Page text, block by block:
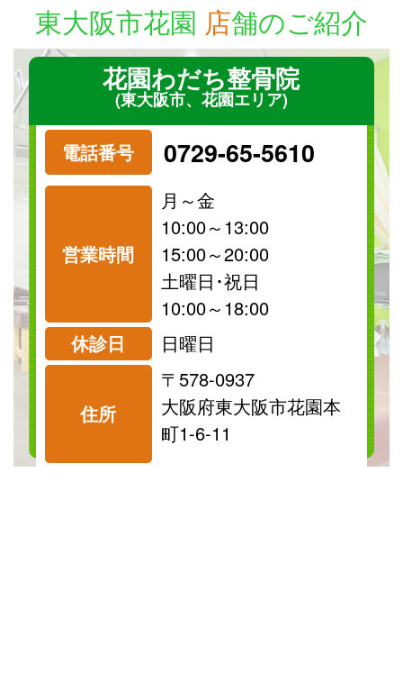
東大阪市花園 店舗のご紹介
花園わだち整骨院
(東大阪市、花園エリア)
電話番号 ‭0729-65-5610‬
営業時間
月～金
10:00～13:00
15:00～20:00
土曜日･祝日
10:00～18:00
休診日
日曜日
住所
〒578-0937
大阪府東大阪市花園本
町1-6-11
祝日
診療可
保険
診療可
料金表を見る